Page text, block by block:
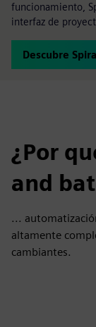
funcionamiento,
interfaz de
Descubre
¿Por
and
...
altamente
cambiantes.